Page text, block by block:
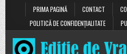
PRIMA PAGINĂ
CONTACT
POLITICĂ DE CONFIDENȚIALITATE